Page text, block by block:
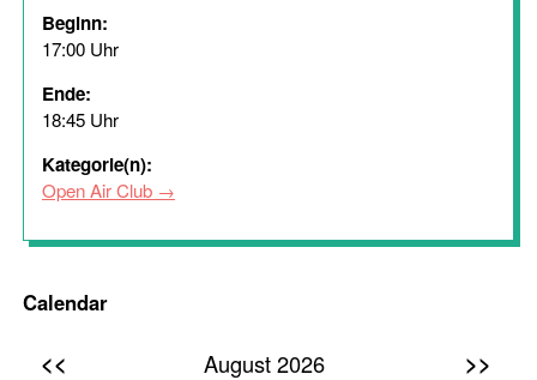
Beginn:
17:00 Uhr
Ende:
18:45 Uhr
Kategorie(n):
Open Air Club
Calendar
<< August 2026 >>